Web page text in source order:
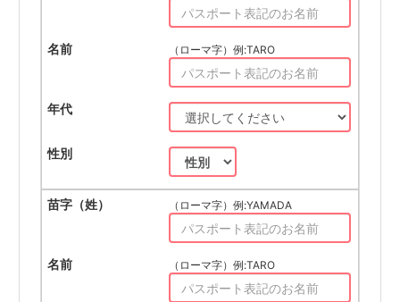
（ローマ字）例:TARO
（ローマ字）例:YAMADA
（ローマ字）例:TARO